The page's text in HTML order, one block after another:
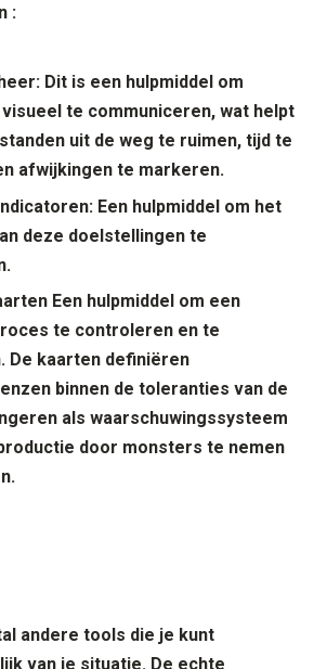
:
Dit is een hulpmiddel om
te communiceren, wat helpt
uit de weg te ruimen, tijd te
afwijkingen te markeren.
Een hulpmiddel om het
deze doelstellingen te
Een hulpmiddel om een
te controleren en te
De kaarten definiëren
binnen de toleranties van de
als waarschuwingssysteem
door monsters te nemen
andere tools die je kunt
van je situatie. De echte